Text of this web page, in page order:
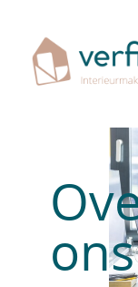
ons